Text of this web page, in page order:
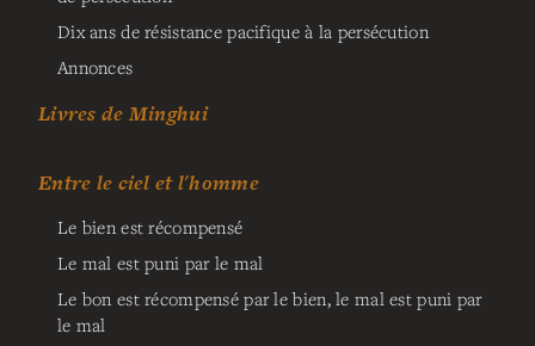
Dix ans de résistance pacifique à la persécution
Annonces
Livres de Minghui
Entre le ciel et l'homme
Le bien est récompensé
Le mal est puni par le mal
Le bon est récompensé par le bien, le mal est puni par
le mal